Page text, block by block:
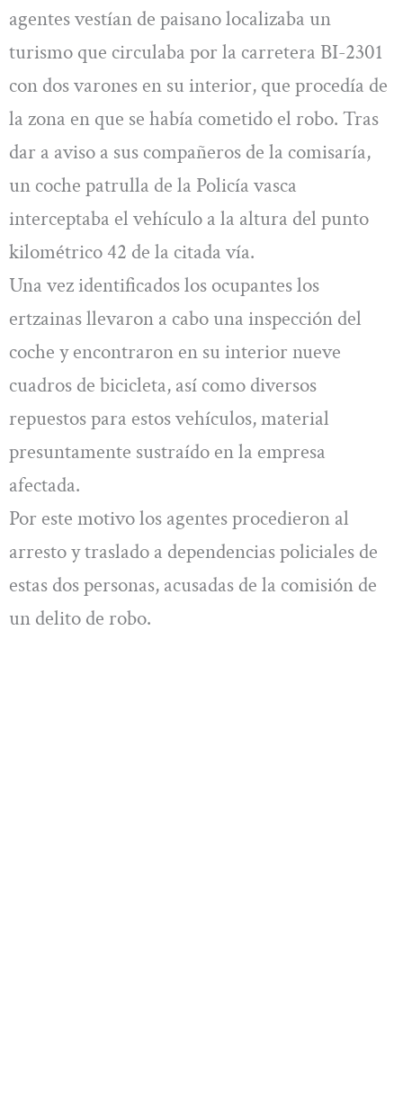
agentes vestían de paisano localizaba un
turismo que circulaba por la carretera BI-2301
con dos varones en su interior, que procedía de
la zona en que se había cometido el robo. Tras
dar a aviso a sus compañeros de la comisaría,
un coche patrulla de la Policía vasca
interceptaba el vehículo a la altura del punto
kilométrico 42 de la citada vía.
Una vez identificados los ocupantes los
ertzainas llevaron a cabo una inspección del
coche y encontraron en su interior nueve
cuadros de bicicleta, así como diversos
repuestos para estos vehículos, material
presuntamente sustraído en la empresa
afectada.
Por este motivo los agentes procedieron al
arresto y traslado a dependencias policiales de
estas dos personas, acusadas de la comisión de
un delito de robo.